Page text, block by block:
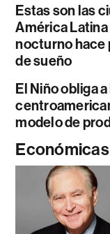
Estas son las
América
nocturno hace
de sueño
El Niño obliga
modelo de